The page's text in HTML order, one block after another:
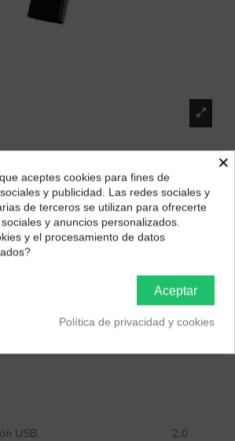
USB
2.0
recibir tu pedido?
ubicación para mostrarte los precios e
correctos para tu región.
×
aceptes cookies para fines de
y publicidad. Las redes sociales y
de terceros se utilizan para ofrecerte
y anuncios personalizados.
y el procesamiento de datos
Aceptar
Política de privacidad y cookies